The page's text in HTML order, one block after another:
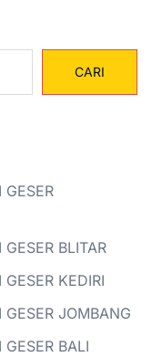
CARI
BLITAR
KEDIRI
JOMBANG
BALI